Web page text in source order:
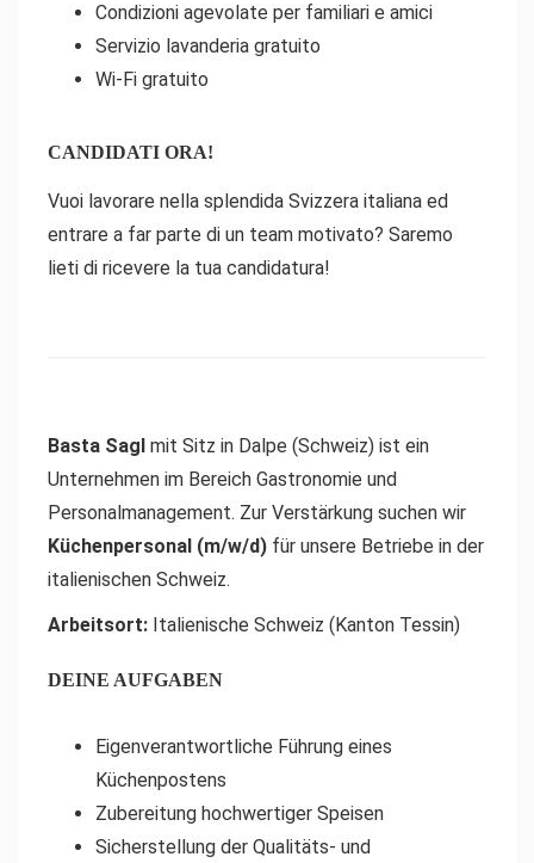
Condizioni agevolate per familiari e amici
Servizio lavanderia gratuito
Wi-Fi gratuito
CANDIDATI ORA!
Vuoi lavorare nella splendida Svizzera italiana ed
entrare a far parte di un team motivato? Saremo
lieti di ricevere la tua candidatura!
Basta Sagl mit Sitz in Dalpe (Schweiz) ist ein
Unternehmen im Bereich Gastronomie und
Personalmanagement. Zur Verstärkung suchen wir
Küchenpersonal (m/w/d) für unsere Betriebe in der
italienischen Schweiz.
Arbeitsort: Italienische Schweiz (Kanton Tessin)
DEINE AUFGABEN
Eigenverantwortliche Führung eines
Küchenpostens
Zubereitung hochwertiger Speisen
Sicherstellung der Qualitäts- und